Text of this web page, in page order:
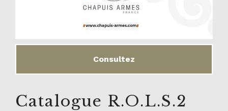
Consultez
Catalogue R.O.L.S.2